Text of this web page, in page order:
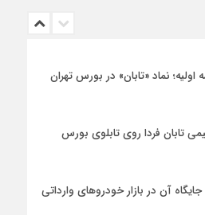
اولیه؛ نماد «تابان» در بورس تهران
تابان فردا روی تابلوی بورس